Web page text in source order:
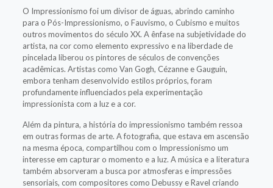
O Impressionismo foi um divisor de águas, abrindo caminho
para o Pós-Impressionismo, o Fauvismo, o Cubismo e muitos
outros movimentos do século XX. A ênfase na subjetividade do
artista, na cor como elemento expressivo e na liberdade de
pincelada liberou os pintores de séculos de convenções
acadêmicas. Artistas como Van Gogh, Cézanne e Gauguin,
embora tenham desenvolvido estilos próprios, foram
profundamente influenciados pela experimentação
impressionista com a luz e a cor.
Além da pintura, a história do impressionismo também ressoa
em outras formas de arte. A fotografia, que estava em ascensão
na mesma época, compartilhou com o Impressionismo um
interesse em capturar o momento e a luz. A música e a literatura
também absorveram a busca por atmosferas e impressões
sensoriais, com compositores como Debussy e Ravel criando